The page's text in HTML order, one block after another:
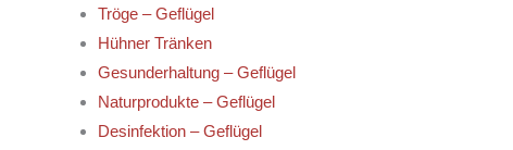
Tröge – Geflügel
Hühner Tränken
Gesunderhaltung – Geflügel
Naturprodukte – Geflügel
Desinfektion – Geflügel